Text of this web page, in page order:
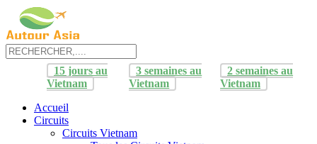
15 jours au
Vietnam
3 semaines au
Vietnam
2 semaines au
Vietnam
Accueil
Circuits
Circuits Vietnam